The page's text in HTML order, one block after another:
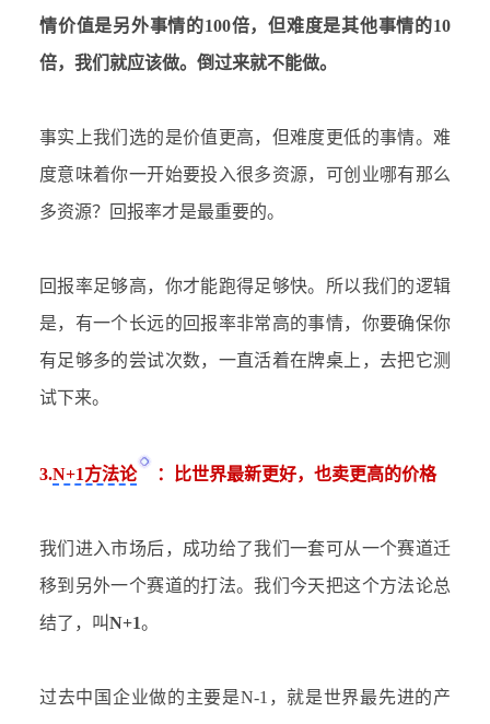
情价值是另外事情的100倍，但难度是其他事情的10
倍，我们就应该做。倒过来就不能做。
事实上我们选的是价值更高，但难度更低的事情。难
度意味着你一开始要投入很多资源，可创业哪有那么
多资源？回报率才是最重要的。
回报率足够高，你才能跑得足够快。所以我们的逻辑
是，有一个长远的回报率非常高的事情，你要确保你
有足够多的尝试次数，一直活着在牌桌上，去把它测
试下来。
3.N+1方法论 ：比世界最新更好，也卖更高的价格
我们进入市场后，成功给了我们一套可从一个赛道迁
移到另外一个赛道的打法。我们今天把这个方法论总
结了，叫N+1。
过去中国企业做的主要是N-1，就是世界最先进的产